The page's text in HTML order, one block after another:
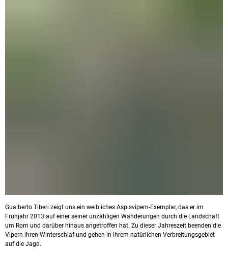
Gualberto Tiberi zeigt uns ein weibliches Aspisvipern-Exemplar, das er im
Frühjahr 2013 auf einer seiner unzähligen Wanderungen durch die Landschaft
um Rom und darüber hinaus angetroffen hat. Zu dieser Jahreszeit beenden die
Vipern ihren Winterschlaf und gehen in ihrem natürlichen Verbreitungsgebiet
auf die Jagd.